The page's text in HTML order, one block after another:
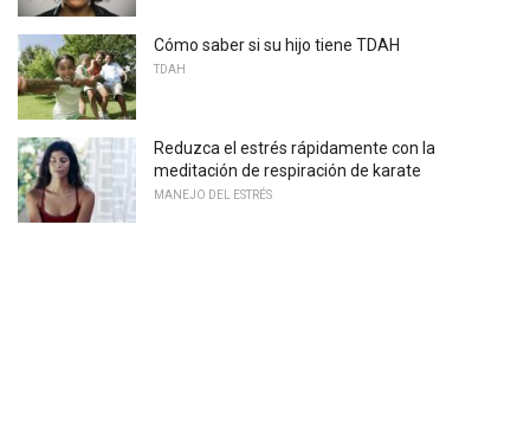
Cómo saber si su hijo tiene TDAH
TDAH
Reduzca el estrés rápidamente con la
meditación de respiración de karate
MANEJO DEL ESTRÉS